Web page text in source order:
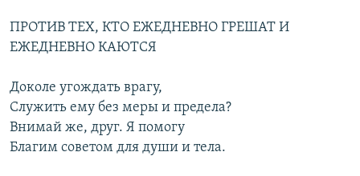
ПРОТИВ ТЕХ, КТО ЕЖЕДНЕВНО ГРЕШАТ И
ЕЖЕДНЕВНО КАЮТСЯ
Доколе угождать врагу,
Служить ему без меры и предела?
Внимай же, друг. Я помогу
Благим советом для души и тела.